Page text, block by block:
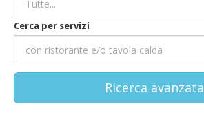
Cerca per servizi
Ricerca avanzata